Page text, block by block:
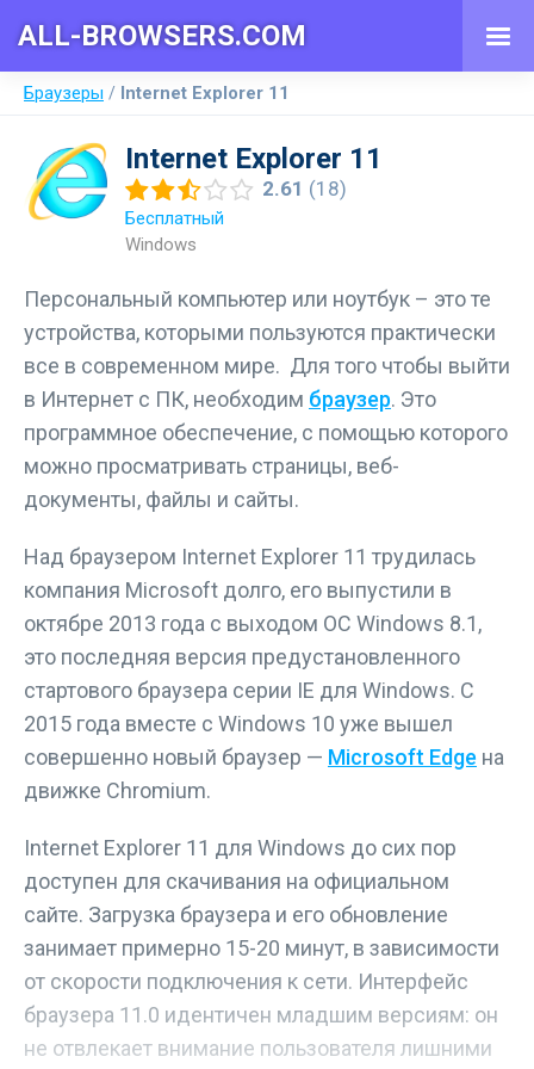
ALL-BROWSERS.COM
Браузеры Internet Explorer 11
2.61 (18)
Бесплатный
Windows
Персональный компьютер или ноутбук – это те
устройства, которыми пользуются практически
все в современном мире. Для того чтобы выйти
в Интернет с ПК, необходим браузер. Это
программное обеспечение, с помощью которого
можно просматривать страницы, веб-
документы, файлы и сайты.
Над браузером Internet Explorer 11 трудилась
компания Microsoft долго, его выпустили в
октябре 2013 года с выходом ОС Windows 8.1,
это последняя версия предустановленного
стартового браузера серии IE для Windows. С
2015 года вместе с Windows 10 уже вышел
совершенно новый браузер — Microsoft Edge на
движке Chromium.
Internet Explorer 11 для Windows до сих пор
доступен для скачивания на официальном
сайте. Загрузка браузера и его обновление
занимает примерно 15-20 минут, в зависимости
от скорости подключения к сети. Интерфейс
браузера 11.0 идентичен младшим версиям: он
не отвлекает внимание пользователя лишними